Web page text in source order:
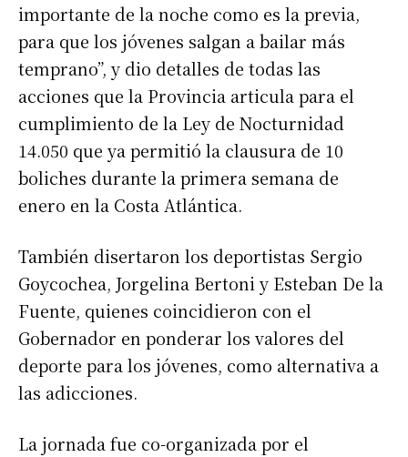
importante de la noche como es la previa,
para que los jóvenes salgan a bailar más
temprano”, y dio detalles de todas las
acciones que la Provincia articula para el
cumplimiento de la Ley de Nocturnidad
14.050 que ya permitió la clausura de 10
boliches durante la primera semana de
enero en la Costa Atlántica.
También disertaron los deportistas Sergio
Goycochea, Jorgelina Bertoni y Esteban De la
Fuente, quienes coincidieron con el
Gobernador en ponderar los valores del
deporte para los jóvenes, como alternativa a
las adicciones.
La jornada fue co-organizada por el